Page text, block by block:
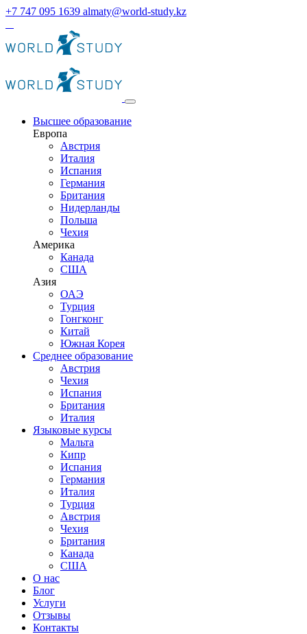
+7 747 095 1639 almaty@world-study.kz
Высшее образование
Европа
Австрия
Италия
Испания
Германия
Британия
Нидерланды
Польша
Чехия
Америка
Канада
США
Азия
ОАЭ
Турция
Гонгконг
Китай
Южная Корея
Среднее образование
Австрия
Чехия
Испания
Британия
Италия
Языковые курсы
Мальта
Кипр
Испания
Германия
Италия
Турция
Австрия
Чехия
Британия
Канада
США
О нас
Блог
Услуги
Отзывы
Контакты